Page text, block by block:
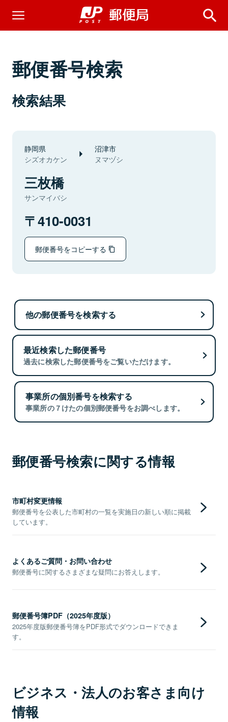
郵便番号検索
検索結果
静岡県
シズオカケン
沼津市
ヌマヅシ
三枚橋
サンマイバシ
410-0031
郵便番号をコピーする
他の郵便番号を検索する
最近検索した郵便番号
過去に検索した郵便番号をご覧いただけます。
事業所の個別番号を検索する
事業所の７けたの個別郵便番号をお調べします。
郵便番号検索に関する情報
市町村変更情報
郵便番号を公表した市町村の一覧を実施日の新しい順に掲載
しています。
よくあるご質問・お問い合わせ
郵便番号に関するさまざまな疑問にお答えします。
郵便番号簿PDF（2025年度版）
2025年度版郵便番号簿をPDF形式でダウンロードできま
す。
ビジネス・法人のお客さま向け
情報